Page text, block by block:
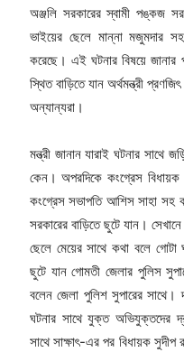
অঞ্জলি সরকারের স্বামী পঙ্কজ
ভাইয়ের ছেলে মান্না মজুমদার
করেছে। এই ঘটনার বিষয়ে জানার
স্থিত বাড়িতে যান অর্থমন্ত্রী
অন্যান্যরা।
মন্ত্রী জানান যারাই ঘটনার সাথে
কেন। অপরদিকে কংগ্রেস বিধায়ক
কংগ্রেস সভাপতি আশিস সাহা সহ
সরকারের বাড়িতে ছুটে যান।
ছেলে মেয়ের সাথে কথা বলে
ছুটে যান গোমতী জেলার পুলিস
বলেন জেলা পুলিশ সুপারের সাথে।
ঘটনার সাথে যুক্ত অভিযুক্তদের
সাথে সাক্ষাৎ-এর পর বিধায়ক সুদীপ